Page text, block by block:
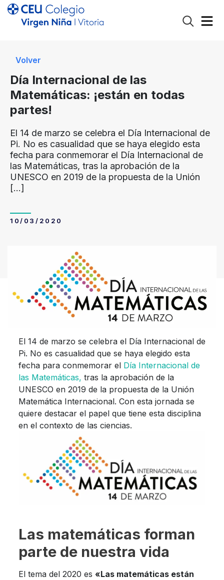
Volver
Día Internacional de las
Matemáticas: ¡están en todas
partes!
El 14 de marzo se celebra el Día Internacional de
Pi. No es casualidad que se haya elegido esta
fecha para conmemorar el Día Internacional de
las Matemáticas, tras la aprobación de la
UNESCO en 2019 de la propuesta de la Unión
[…]
10/03/2020
El 14 de marzo se celebra el Día Internacional de
Pi. No es casualidad que se haya elegido esta
fecha para conmemorar el Día Internacional de
las Matemáticas, tras la aprobación de la
UNESCO en 2019 de la propuesta de la Unión
Matemática Internacional. Con esta jornada se
quiere destacar el papel que tiene esta disciplina
en el contexto de las ciencias.
Las matemáticas forman
parte de nuestra vida
El tema del 2020 es «Las matemáticas están